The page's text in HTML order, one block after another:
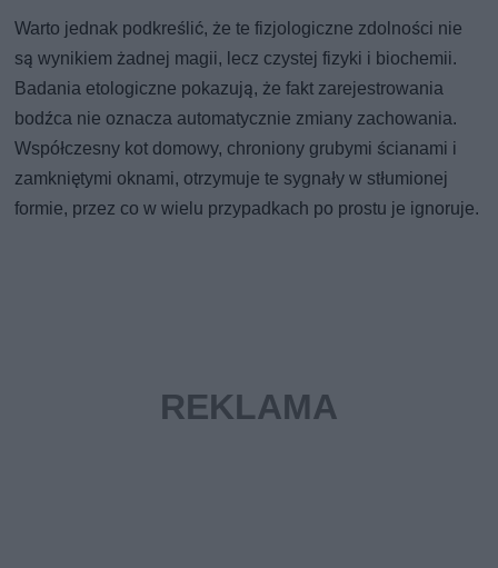
Warto jednak podkreślić, że te fizjologiczne zdolności nie
są wynikiem żadnej magii, lecz czystej fizyki i biochemii.
Badania etologiczne pokazują, że fakt zarejestrowania
bodźca nie oznacza automatycznie zmiany zachowania.
Współczesny kot domowy, chroniony grubymi ścianami i
zamkniętymi oknami, otrzymuje te sygnały w stłumionej
formie, przez co w wielu przypadkach po prostu je ignoruje.